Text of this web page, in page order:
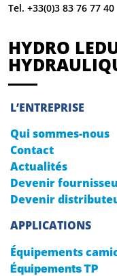
Tel. +33(0)3 83 76 77 40
HYDRO
L’ENTREPRISE
Qui sommes-nous
Contact
Actualités
Devenir
Devenir
APPLICATIONS
Équipements
Équipements TP